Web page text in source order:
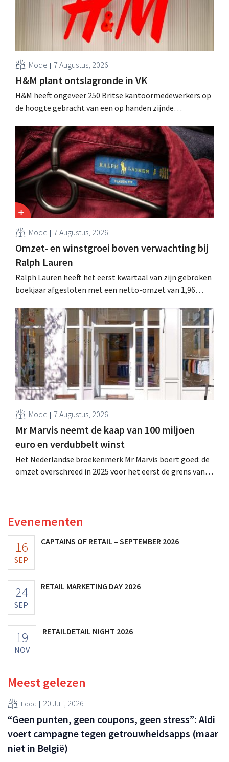
Mode 7 Augustus, 2026
H&M plant ontslagronde in VK
H&M heeft ongeveer 250 Britse kantoormedewerkers op
de hoogte gebracht van een op handen zijnde
sanering volgt op eerdere ingrepen in Nederland, België
en Spanje waarbij al honderden jobs verloren gingen.
Mode 7 Augustus, 2026
Omzet- en winstgroei boven verwachting bij
Ralph Lauren
Ralph Lauren heeft het eerst kwartaal van zijn gebroken
boekjaar afgesloten met een netto-omzet van 1,96
is dan een jaar eerder. Na die beter dan verwachte start
verhoogt het bedrijf ook zijn vooruitzichten voor het
volledige boekjaar.
Mode 7 Augustus, 2026
Mr Marvis neemt de kaap van 100 miljoen
euro en verdubbelt winst
Het Nederlandse broekenmerk Mr Marvis boert goed: de
omzet overschreed in 2025 voor het eerst de grens van
Evenementen
16
SEP
CAPTAINS OF RETAIL – SEPTEMBER 2026
24
SEP
RETAIL MARKETING DAY 2026
19
NOV
RETAILDETAIL NIGHT 2026
Meest gelezen
Food 20 Juli, 2026
“Geen punten, geen coupons, geen stress”: Aldi
voert campagne tegen getrouwheidsapps (maar
niet in België)